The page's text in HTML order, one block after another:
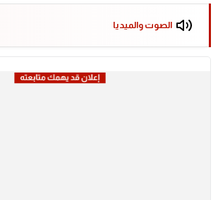
الصوت والميديا